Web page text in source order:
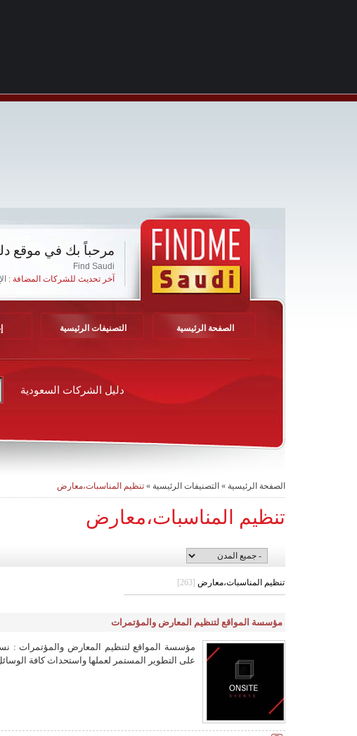
مرحباً بك في موقع
Find Saudi
آخر تحديث للشركات المضافة :
الصفحة الرئيسية التصنيفات الرئيسية
دليل الشركات السعودية
الصفحة الرئيسية » التصنيفات الرئيسية » تنظيم المناسبات،معارض
تنظيم المناسبات،معارض
تنظيم المناسبات،معارض [263]
مؤسسة المواقع لتنظيم المعارض والمؤتمرات
مؤسسة المواقع لتنظيم المعارض والمؤتمرات :
على التطوير المستمر لعملها واستحداث كافة